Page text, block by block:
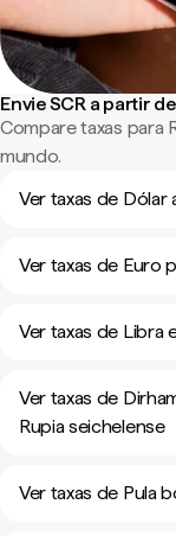
Envie SCR a partir
Compare taxas para
mundo.
Ver taxas de Dólar
Ver taxas de Euro
Ver taxas de Libra
Ver taxas de
Rupia seichelense
Ver taxas de Pula